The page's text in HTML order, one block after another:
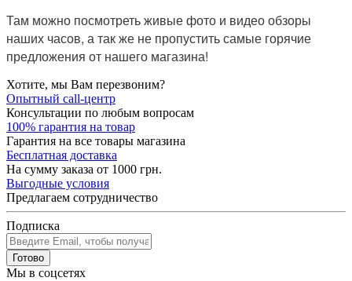
Там можно посмотреть живые фото и видео обзоры
наших часов, а так же не пропустить самые горячие
предложения от нашего магазина!
Хотите, мы Вам перезвоним?
Опытный call-центр
Консультации по любым вопросам
100% гарантия на товар
Гарантия на все товары магазина
Бесплатная доставка
На сумму заказа от 1000 грн.
Выгодные условия
Предлагаем сотрудничество
Подписка
Готово
Мы в соцсетях